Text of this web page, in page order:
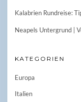
Kalabrien Rundreise:
Neapels Untergrund |
KATEGORIEN
Europa
Italien